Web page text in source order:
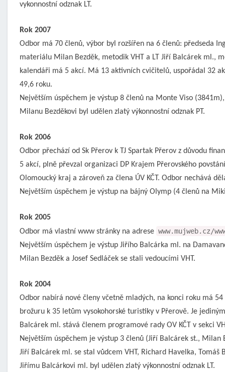
vykonnostní odznak LT.
Rok 2007
Odbor má 70 členů, výbor byl rozšířen na 6 členů: předseda
materiálu Milan Bezděk, metodik VHT a LT Jiří Balcárek ml.,
kalendáři má 5 akcí. Má 13 aktivních cvičitelů, uspořádal 32
49,6 roku.
Největším úspěchem je výstup 8 členů na Monte Viso
Milanu Bezděkovi byl udělen zlatý výkonnostní odznak PT.
Rok 2006
Odbor přechází od Sk Přerov k TJ Spartak Přerov z důvodu
5 akcí, plně převzal organizaci DP Krajem Přerovského
Olomoucký kraj a zároveň za člena ÚV KČT. Odbor nechává
Největším úspěchem je výstup na bájný Olymp (4 členů na
Rok 2005
Odbor má vlastní www stránky na adrese www.mujweb.cz/
Největším úspěchem je výstup Jiřího Balcárka ml. na
Milan Bezděk a Josef Sedláček se stali vedoucími VHT.
Rok 2004
Odbor nabírá nové členy včetně mladých, na konci roku má
brožuru k 35 letům vysokohorské turistiky v Přerově. Je
Balcárek ml. stává členem programové rady OV KČT v sekci
Největším úspěchem je výstup 3 členů (Jiří Balcárek st.,
Jiří Balcárek ml. se stal vůdcem VHT, Richard Havelka, Tomáš
Jiřímu Balcárkovi ml. byl udělen zlatý výkonnostní odznak LT.